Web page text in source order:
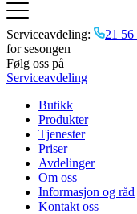
Serviceavdeling: 21 56
for sesongen
Følg oss på
Serviceavdeling
Butikk
Produkter
Tjenester
Priser
Avdelinger
Om oss
Informasjon og råd
Kontakt oss